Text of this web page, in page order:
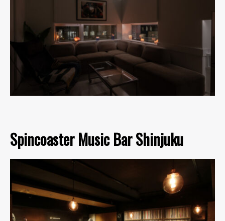
Spincoaster Music Bar Shinjuku